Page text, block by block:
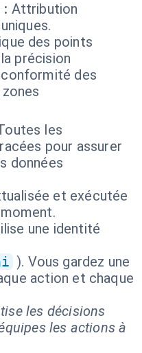
: Attribution
des points
précision
des
les
pour assurer
données
et exécutée
une identité
). Vous gardez une
action et chaque
les décisions
les actions à